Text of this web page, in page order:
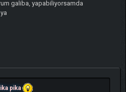
galiba, yapabiliyorsamda
pika